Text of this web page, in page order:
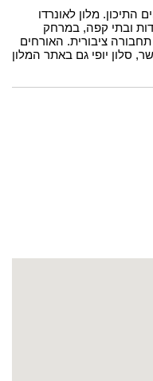
מלון לאונרדו
ובתי קפה, במרחק
ציבורית. האורחים
סלון יופי גם באתר המלון